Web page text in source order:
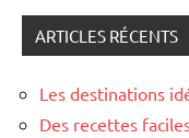
:
ARTICLES RÉCENTS
Les destinations
Des recettes